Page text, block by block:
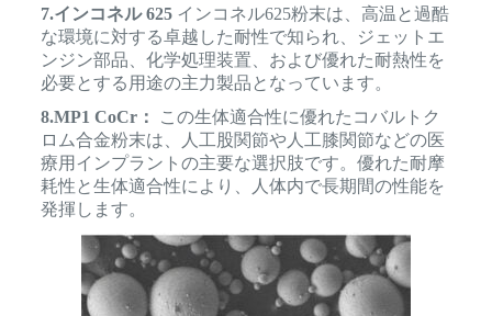
7.インコネル 625インコネル625粉末は、高温と過酷
な環境に対する卓越した耐性で知られ、ジェットエ
ンジン部品、化学処理装置、および優れた耐熱性を
必要とする用途の主力製品となっています。
8.MP1 CoCr：
この生体適合性に優れたコバルトク
ロム合金粉末は、人工股関節や人工膝関節などの医
療用インプラントの主要な選択肢です。優れた耐摩
耗性と生体適合性により、人体内で長期間の性能を
発揮します。